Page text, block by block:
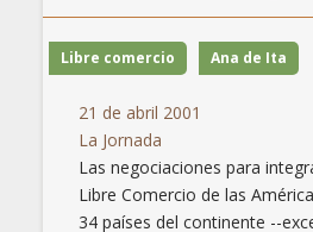
Libre comercio Ana de Ita
21 de abril 2001
La Jornada
Las negociaciones para
Libre Comercio de las
34 países del continente --